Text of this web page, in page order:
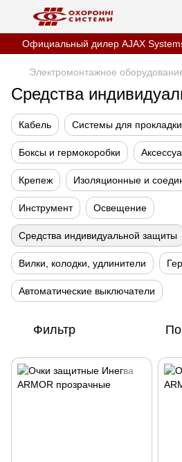
Официальный дилер AJAX
Электромонтажное
Средства
Кабель Системы для
Боксы и гермокоробки
Крепеж Изоляционные и
Инструмент Освещение
Средства индивидуальной защиты
Вилки, колодки, удлинители
Автоматические выключатели
Фильтр